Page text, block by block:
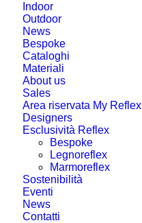
Indoor
Outdoor
News
Bespoke
Cataloghi
Materiali
About us
Sales
Area riservata My Reflex
Designers
Esclusività Reflex
Bespoke
Legnoreflex
Marmoreflex
Sostenibilità
Eventi
News
Contatti